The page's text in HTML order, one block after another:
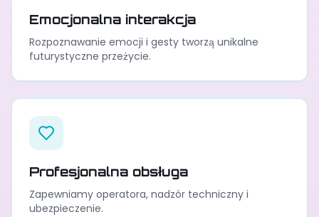
Emocjonalna interakcja
Rozpoznawanie emocji i gesty tworzą unikalne
futurystyczne przeżycie.
Profesjonalna obsługa
Zapewniamy operatora, nadzór techniczny i
ubezpieczenie.